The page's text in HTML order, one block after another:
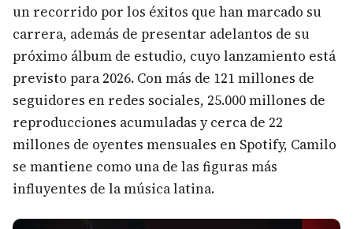
un recorrido por los éxitos que han marcado su
carrera, además de presentar adelantos de su
próximo álbum de estudio, cuyo lanzamiento está
previsto para 2026. Con más de 121 millones de
seguidores en redes sociales, 25.000 millones de
reproducciones acumuladas y cerca de 22
millones de oyentes mensuales en Spotify, Camilo
se mantiene como una de las figuras más
influyentes de la música latina.